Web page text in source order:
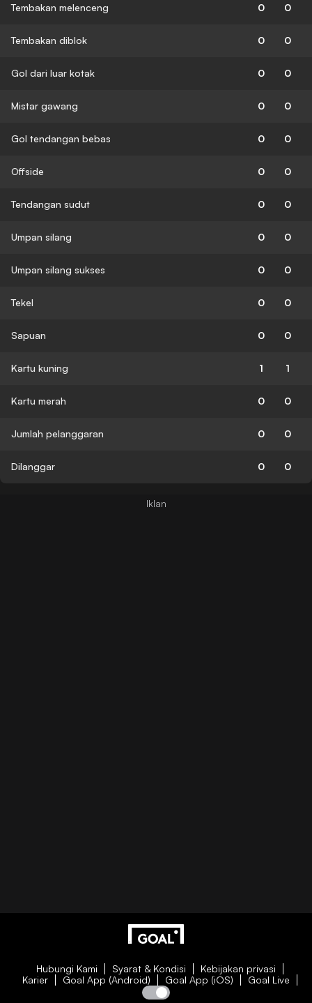
Tembakan melenceng 0 0
Tembakan diblok 0 0
Gol dari luar kotak 0 0
Mistar gawang 0 0
Gol tendangan bebas 0 0
Offside 0 0
Tendangan sudut 0 0
Umpan silang 0 0
Umpan silang sukses 0 0
Tekel 0 0
Sapuan 0 0
Kartu kuning 1 1
Kartu merah 0 0
Jumlah pelanggaran 0 0
Dilanggar 0 0
Hubungi Kami Syarat & Kondisi
Kebijakan privasi
Karier
Goal App (Android) Goal App (iOS) Goal Live